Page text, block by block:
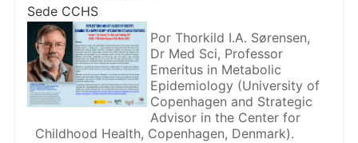
Sede CCHS
Por Thorkild I.A. Sørensen,
Dr Med Sci, Professor
Emeritus in Metabolic
Epidemiology (University of
Copenhagen and Strategic
Advisor in the Center for
Childhood Health, Copenhagen, Denmark).